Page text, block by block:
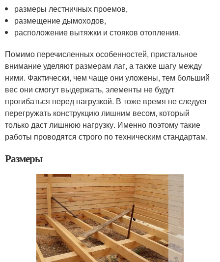
размеры лестничных проемов,
размещение дымоходов,
расположение вытяжки и стояков отопления.
Помимо перечисленных особенностей, пристальное
внимание уделяют размерам лаг, а также шагу между
ними. Фактически, чем чаще они уложены, тем больший
вес они смогут выдержать, элементы не будут
прогибаться перед нагрузкой. В тоже время не следует
перегружать конструкцию лишним весом, который
только даст лишнюю нагрузку. Именно поэтому такие
работы проводятся строго по техническим стандартам.
Размеры